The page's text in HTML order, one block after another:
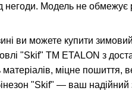
негоди. Модель не обмежує
ви можете купити
"Skif" TM ETALON з
міцне пошиття,
"Skif" — ваш